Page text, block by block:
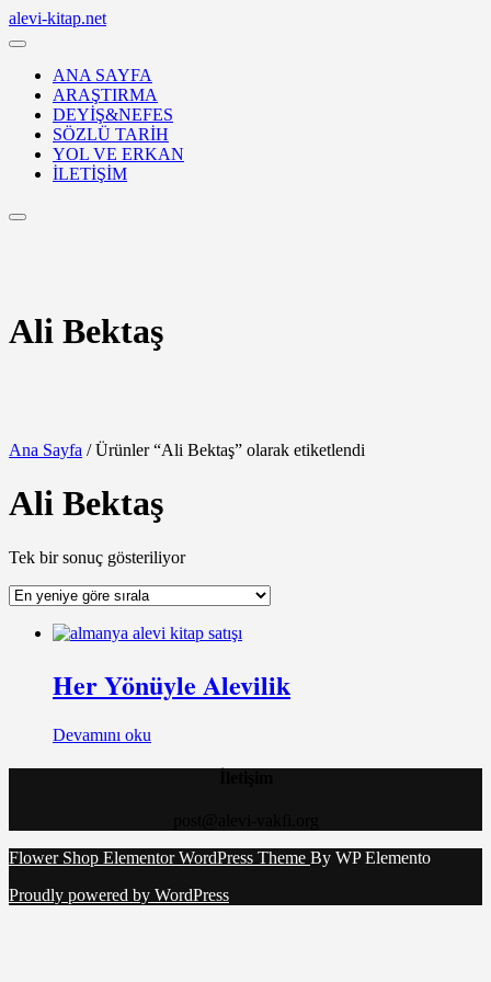
Skip
to
alevi-kitap.net
ANA SAYFA
ARAŞTIRMA
DEYİŞ&NEFES
SÖZLÜ TARİH
YOL VE ERKAN
İLETİŞİM
Ali Bektaş
Ana Sayfa / Ürünler “Ali Bektaş” olarak etiketlendi
Ali Bektaş
Tek bir sonuç gösteriliyor
Her Yönüyle Alevilik
Devamını oku
Flower Shop Elementor WordPress Theme By WP Elemento
Proudly powered by WordPress